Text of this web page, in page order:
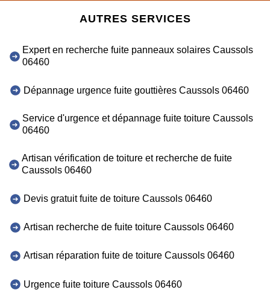
AUTRES SERVICES
Expert en recherche fuite panneaux solaires Caussols
06460
Dépannage urgence fuite gouttières Caussols 06460
Service d'urgence et dépannage fuite toiture Caussols
06460
Artisan vérification de toiture et recherche de fuite
Caussols 06460
Devis gratuit fuite de toiture Caussols 06460
Artisan recherche de fuite toiture Caussols 06460
Artisan réparation fuite de toiture Caussols 06460
Urgence fuite toiture Caussols 06460